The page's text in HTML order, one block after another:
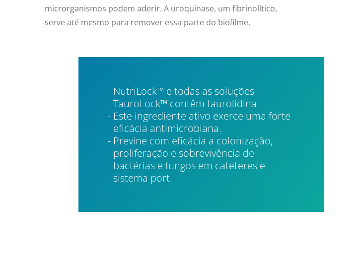
microrganismos podem aderir. A uroquinase, um fibrinolítico,
serve até mesmo para remover essa parte do biofilme.
NutriLock™ e todas as soluções
TauroLock™ contêm taurolidina.
Este ingrediente ativo exerce uma forte
eficácia antimicrobiana.
Previne com eficácia a colonização,
proliferação e sobrevivência de
bactérias e fungos em cateteres e
sistema port.